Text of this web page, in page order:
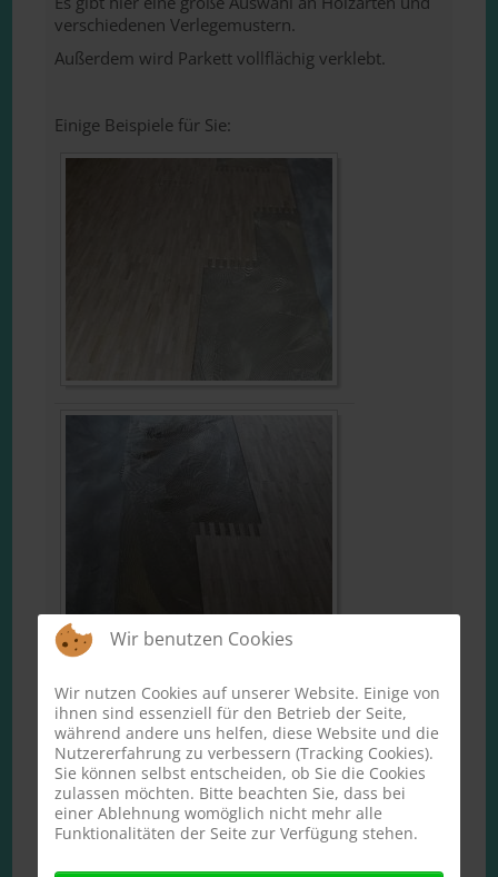
verschiedenen Verlegemustern.
Außerdem wird Parkett vollflächig verklebt.
Einige Beispiele für Sie:
Wir benutzen Cookies
Wir nutzen Cookies auf unserer Website. Einige von
ihnen sind essenziell für den Betrieb der Seite,
während andere uns helfen, diese Website und die
Nutzererfahrung zu verbessern (Tracking Cookies).
Sie können selbst entscheiden, ob Sie die Cookies
zulassen möchten. Bitte beachten Sie, dass bei
einer Ablehnung womöglich nicht mehr alle
Funktionalitäten der Seite zur Verfügung stehen.